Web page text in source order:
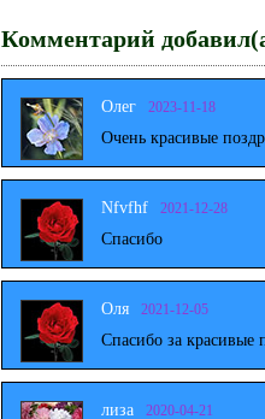
Комментарий
Олег 2023-11-18
Очень красивые
Nfvfhf 2021-12-28
Спасибо
Оля 2021-12-05
Спасибо за красивые
лиза 2020-04-21